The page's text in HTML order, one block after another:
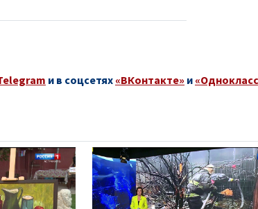
и в соцсетях «ВКонтакте» и